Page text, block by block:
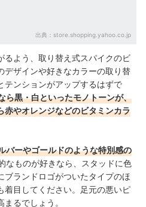
出典： store.shopping.yahoo.co.jp
るよう、取り替え式スパイクのビ
デザインや好きなカラーの取り替
テンションがアップするはずで
ら黒・白といったモノトーンが、
赤やオレンジなどのビタミンカラ
バーやゴールドのような特別感の
なものが好きなら、スタッドに色
ブランドロゴがついたタイプのほ
着目してください。足元の悪いピ
るでしょう。